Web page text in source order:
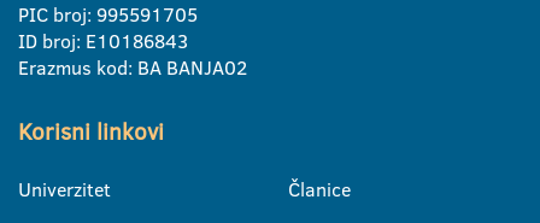
PIC broj: 995591705
ID broj: E10186843
Erazmus kod: BA BANJA02
Korisni linkovi
Univerzitet
Članice